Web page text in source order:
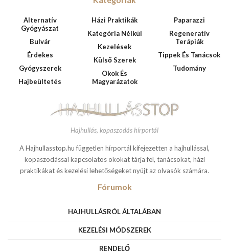
Alternatív
Gyógyászat
Bulvár
Érdekes
Gyógyszerek
Hajbeültetés
Házi Praktikák
Kategória Nélkül
Kezelések
Külső Szerek
Okok És
Magyarázatok
Paparazzi
Regeneratív
Terápiák
Tippek És Tanácsok
Tudomány
Hajhullás, kopaszodás hírportál
A Hajhullasstop.hu független hírportál kifejezetten a hajhullással,
kopaszodással kapcsolatos okokat tárja fel, tanácsokat, házi
praktikákat és kezelési lehetőségeket nyújt az olvasók számára.
Fórumok
HAJHULLÁSRÓL ÁLTALÁBAN
KEZELÉSI MÓDSZEREK
RENDELŐ